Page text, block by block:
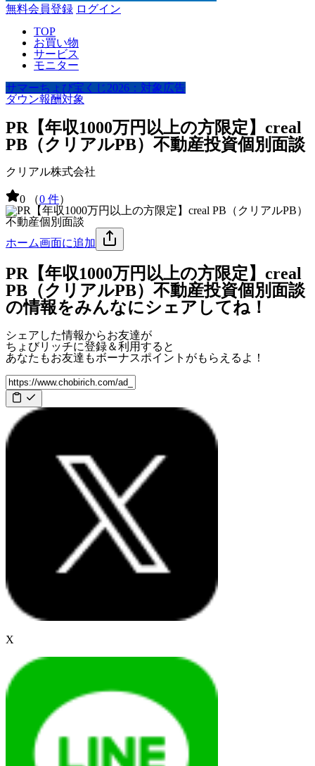
無料会員登録 ログイン
TOP
お買い物
サービス
モニター
サマーちょび宝くじ2026：対象広告
ダウン報酬対象
PR【年収1000万円以上の方限定】creal
PB（クリアルPB）不動産投資個別面談
クリアル株式会社
0 （0 件）
ホーム画面に追加
PR【年収1000万円以上の方限定】creal
PB（クリアルPB）不動産投資個別面談
の情報をみんなにシェアしてね！
シェアした情報からお友達が
ちょびリッチに登録＆利用すると
あなたもお友達もボーナスポイント がもらえるよ！
X